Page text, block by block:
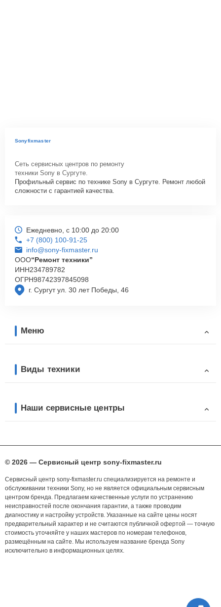
Sonyfixmaster
Сеть сервисных центров по ремонту
техники Sony в Сургуте.
Профильный сервис по технике Sony в Сургуте. Ремонт любой
сложности с гарантией качества.
г. Сургут ул. 30 лет Победы, 46
Ежедневно, с 10:00 до 20:00
+7 (800) 100-91-25
info@sony-fixmaster.ru
ООО“Ремонт техники”
ИНН234789782
ОГРН98742397845098
Меню
Виды техники
Наши сервисные центры
© 2026 — Сервисный центр sony-fixmaster.ru
Сервисный центр sony-fixmaster.ru специализируется на ремонте и
обслуживании техники Sony, но не является официальным сервисным
центром бренда. Предлагаем качественные услуги по устранению
неисправностей после окончания гарантии, а также проводим
диагностику и настройку устройств. Указанные на сайте цены носят
предварительный характер и не считаются публичной офертой — точную
стоимость уточняйте у наших мастеров по номерам телефонов,
размещённым на сайте. Мы используем название бренда Sony
исключительно в информационных целях.